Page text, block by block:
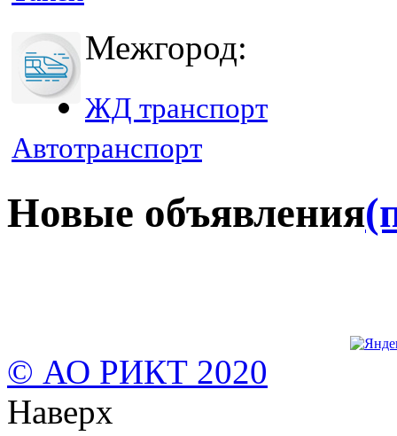
Межгород:
ЖД транспорт
Автотранспорт
Новые объявления
© АО РИКТ 2020
Наверх